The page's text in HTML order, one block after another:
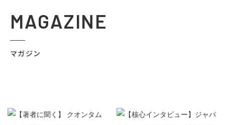
MAGAZINE
マガジン